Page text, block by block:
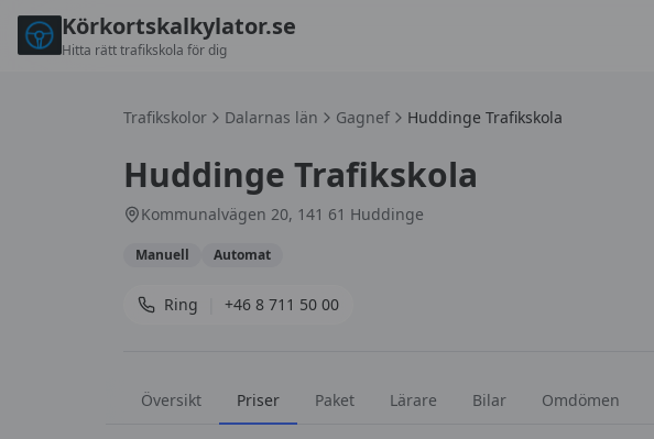
Körkortskalkylator.se
Hitta rätt trafikskola för dig
Trafikskolor Dalarnas län Gagnef Huddinge Trafikskola
Huddinge Trafikskola
Kommunalvägen 20, 141 61 Huddinge
Manuell Automat
Ring +46 8 711 50 00
Översikt Priser Paket Lärare Bilar Omdömen